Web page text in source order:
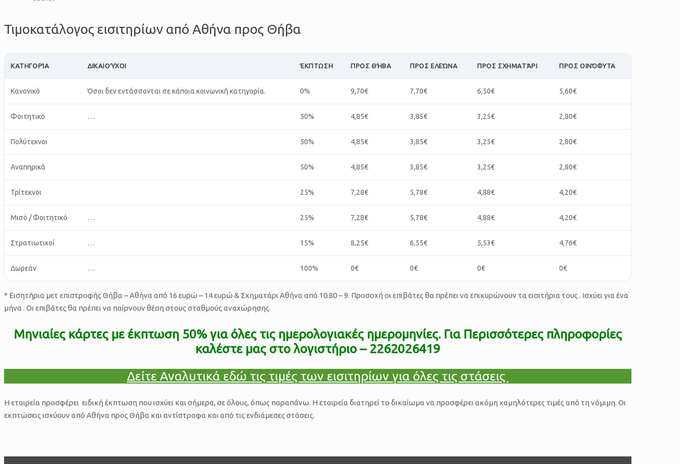
Τιμοκατάλογος εισιτηρίων από Αθήνα προς Θήβα
ΚΑΤΗΓΟΡΊΑ ΔΙΚΑΙΟΎΧΟΙ ΈΚΠΤΩΣΗ ΠΡΟΣ ΘΉΒΑ ΠΡΟΣ ΕΛΕΏΝΑ ΠΡΟΣ ΣΧΗΜΑΤΆΡΙ ΠΡΟΣ ΟΙΝΌΦΥΤΑ
Κανονικό Όσοι δεν εντάσσονται σε κάποια κοινωνική κατηγορία. 0% 9,70€ 7,70€ 6,50€ 5,60€
Φοιτητικό … 50% 4,85€ 3,85€ 3,25€ 2,80€
Πολύτεκνοι 50% 4,85€ 3,85€ 3,25€ 2,80€
Αναπηρικά 50% 4,85€ 3,85€ 3,25€ 2,80€
Τρίτεκνοι 25% 7,28€ 5,78€ 4,88€ 4,20€
Μισό / Φοιτητικό … 25% 7,28€ 5,78€ 4,88€ 4,20€
Στρατιωτικοί … 15% 8,25€ 6,55€ 5,53€ 4,76€
Δωρεάν … 100% 0€ 0€ 0€ 0€
* Eισητήρια μετ επιστροφής Θήβα – Αθήνα από 16 ευρώ – 14 ευρώ & Σχηματάρι Αθήνα από 10.80 – 9. Προσοχή οι επιβάτες θα πρέπει να επικυρώνουν τα εισιτήρια τους . Ισχύει για ένα
μήνα . Οι επιβάτες θα πρέπει να παίρνουν θέση στους σταθμούς αναχώρησης.
Μηνιαίες κάρτες με έκπτωση 50% για όλες τις ημερολογιακές ημερομηνίες. Για Περισσότερες πληροφορίες
καλέστε μας στο λογιστήριο – 2262026419
Δείτε Αναλυτικά εδώ τις τιμές των εισιτηρίων για όλες τις στάσεις
Η εταιρεία προσφέρει ειδική έκπτωση που ισχύει και σήμερα, σε όλους, όπως παραπάνω. Η εταιρεία διατηρεί το δικαίωμα να προσφέρει ακόμη χαμηλότερες τιμές από τη νόμιμη. Οι
εκπτώσεις ισχύουν από Αθήνα προς Θήβα και αντίστροφα και από τις ενδιάμεσες στάσεις.